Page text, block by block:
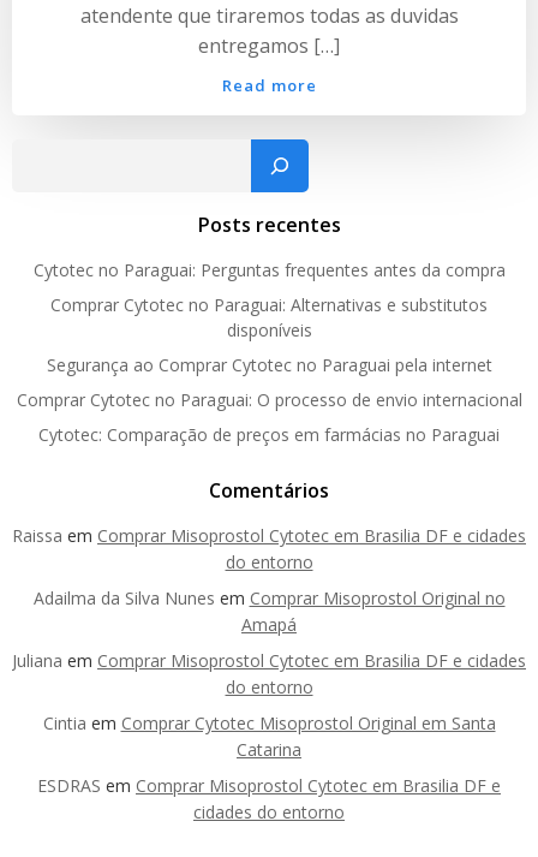
atendente que tiraremos todas as duvidas
entregamos […]
Read more
Pesquisar
Posts recentes
Cytotec no Paraguai: Perguntas frequentes antes da compra
Comprar Cytotec no Paraguai: Alternativas e substitutos
disponíveis
Segurança ao Comprar Cytotec no Paraguai pela internet
Comprar Cytotec no Paraguai: O processo de envio internacional
Cytotec: Comparação de preços em farmácias no Paraguai
Comentários
Raissa em Comprar Misoprostol Cytotec em Brasilia DF e cidades
do entorno
Adailma da Silva Nunes em Comprar Misoprostol Original no
Amapá
Juliana em Comprar Misoprostol Cytotec em Brasilia DF e cidades
do entorno
Cintia em Comprar Cytotec Misoprostol Original em Santa
Catarina
ESDRAS em Comprar Misoprostol Cytotec em Brasilia DF e
cidades do entorno